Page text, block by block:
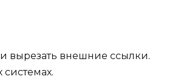
вырезать внешние ссылки.